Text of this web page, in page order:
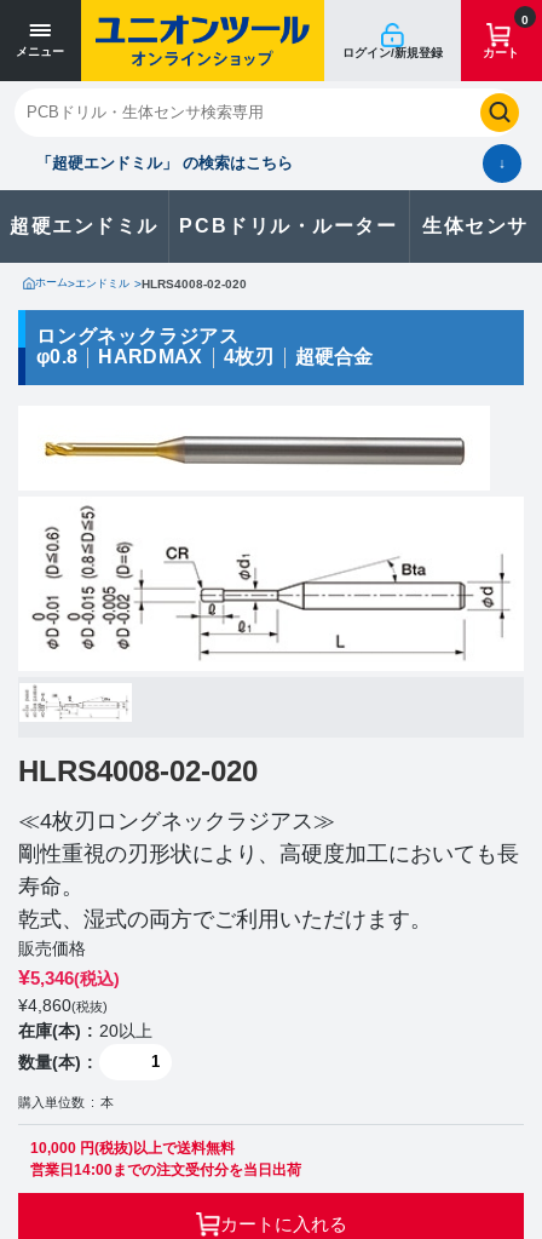
メニュー ログイン/新規登録
0
カート
「超硬エンドミル」 の検索はこちら ↓
超硬エンドミル PCBドリル・ルーター 生体センサ
閉じる
お気に入り クイックオーダー 購入履歴
製品に関するお問い合わせはこちら
お問い合わせ
カタログ一覧
ホーム>エンドミル >HLRS4008-02-020
ロングネックラジアス
φ0.8
HARDMAX 4枚刃 超硬合金
HLRS4008-02-020
≪4枚刃ロングネックラジアス≫
剛性重視の刃形状により、高硬度加工においても長
寿命。
乾式、湿式の両方でご利用いただけます。
販売価格
¥5,346(税込)
¥4,860(税抜)
在庫(本)
20以上
数量(本)
購入単位数 本
10,000 円(税抜)以上で送料無料
営業日14:00までの注文受付分を当日出荷
カートに入れる
寸法単位 [mm]
寸法単位 [mm]